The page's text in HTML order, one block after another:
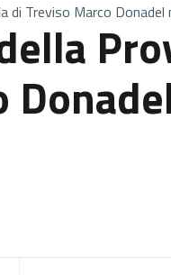
di Treviso Marco